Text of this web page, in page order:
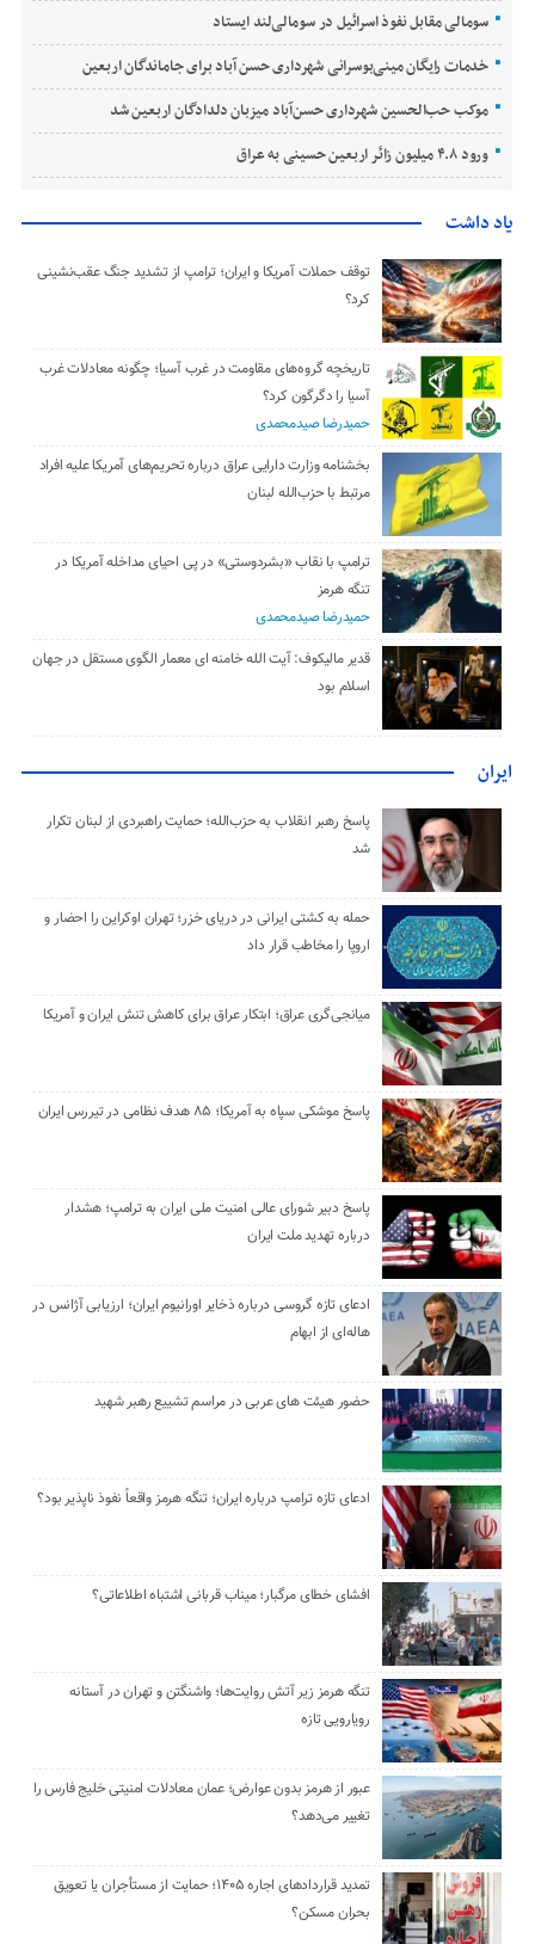
سومالی مقابل نفوذ اسرائیل در سومالی‌لند ایستاد
خدمات رایگان مینی‌بوسرانی شهرداری حسن‌ آباد برای جاماندگان اربعین
موکب حب‌الحسین شهرداری حسن‌آباد میزبان دلدادگان اربعین شد
ورود ۴.۸ میلیون زائر اربعین حسینی به عراق
یاد داشت
توقف حملات آمریکا و ایران؛ ترامپ از تشدید جنگ عقب‌نشینی
کرد؟
تاریخچه گروه‌های مقاومت در غرب آسیا؛ چگونه معادلات غرب
آسیا را دگرگون کرد؟
حمیدرضا صیدمحمدی
بخشنامه وزارت دارایی عراق درباره تحریم‌های آمریکا علیه افراد
مرتبط با حزب‌الله لبنان
ترامپ با نقاب «بشردوستی» در پی احیای مداخله آمریکا در
تنگه هرمز
حمیدرضا صیدمحمدی
قدیر مالیکوف: آیت‌ الله خامنه‌ ای معمار الگوی مستقل در جهان
اسلام بود
ایران
پاسخ رهبر انقلاب به حزب‌الله؛ حمایت راهبردی از لبنان تکرار
شد
حمله به کشتی ایرانی در دریای خزر؛ تهران اوکراین را احضار و
اروپا را مخاطب قرار داد
میانجی‌گری عراق؛ ابتکار عراق برای کاهش تنش ایران و آمریکا
پاسخ موشکی سپاه به آمریکا؛ ۸۵ هدف نظامی در تیررس ایران
پاسخ دبیر شورای عالی امنیت ملی ایران به ترامپ؛ هشدار
درباره تهدید ملت ایران
ادعای تازه گروسی درباره ذخایر اورانیوم ایران؛ ارزیابی آژانس در
هاله‌ای از ابهام
حضور هیئت‌ های عربی در مراسم تشییع رهبر شهید
ادعای تازه ترامپ درباره ایران؛ تنگه هرمز واقعاً نفوذ ناپذیر بود؟
افشای خطای مرگبار؛ میناب قربانی اشتباه اطلاعاتی؟
تنگه هرمز زیر آتش روایت‌ها؛ واشنگتن و تهران در آستانه
رویارویی تازه
عبور از هرمز بدون عوارض؛ عمان معادلات امنیتی خلیج فارس را
تغییر می‌دهد؟
تمدید قراردادهای اجاره ۱۴۰۵؛ حمایت از مستأجران یا تعویق
بحران مسکن؟